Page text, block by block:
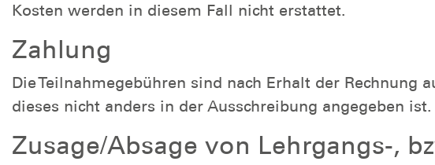
Kosten werden in diesem Fall nicht erstattet.
Zahlung
Die Teilnahmegebühren sind nach Erhalt der Rechnung
dieses nicht anders in der Ausschreibung angegeben ist.
Zusage/Absage von Lehrgangs-,